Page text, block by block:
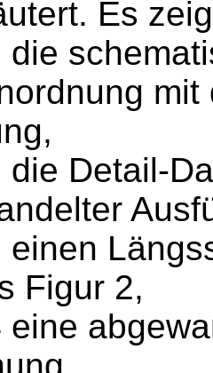
Es
die
die Detail-
einen
Figur 2,
eine